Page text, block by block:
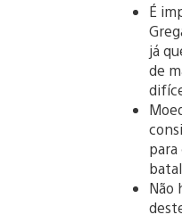
É
já
de
para
Não